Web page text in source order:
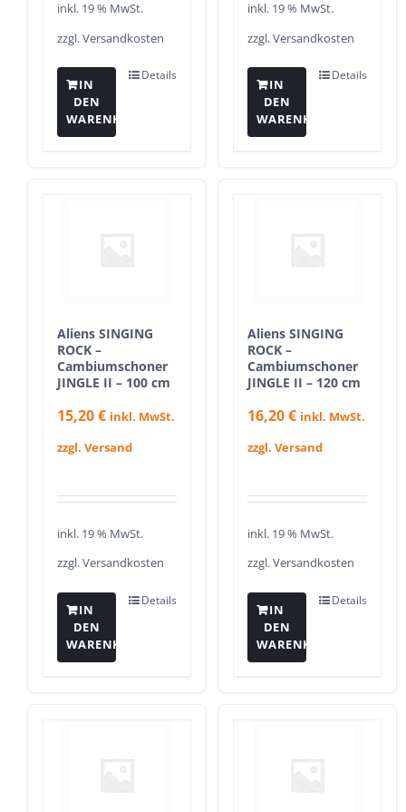
inkl. 19 % MwSt.
zzgl.Versandkosten
IN
DEN
WARENKORB
Details
inkl. 19 % MwSt.
zzgl.Versandkosten
IN
DEN
WARENKORB
Details
Aliens SINGING
ROCK –
Cambiumschoner
JINGLE II – 100 cm
15,20€ inkl. MwSt.
zzgl. Versand
inkl. 19 % MwSt.
zzgl.Versandkosten
IN
DEN
WARENKORB
Details
Aliens SINGING
ROCK –
Cambiumschoner
JINGLE II – 120 cm
16,20€ inkl. MwSt.
zzgl. Versand
inkl. 19 % MwSt.
zzgl.Versandkosten
IN
DEN
WARENKORB
Details